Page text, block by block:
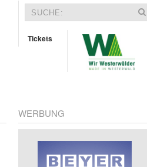
Tickets
WERBUNG